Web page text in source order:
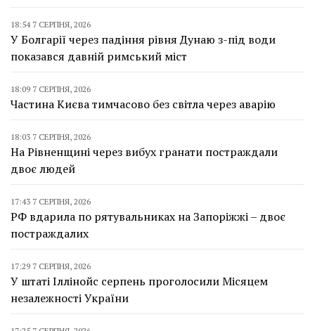
18:54 7 СЕРПНЯ, 2026
У Болгарії через падіння рівня Дунаю з-під води
показався давній римський міст
18:09 7 СЕРПНЯ, 2026
Частина Києва тимчасово без світла через аварію
18:03 7 СЕРПНЯ, 2026
На Рівненщині через вибух гранати постраждали
двоє людей
17:43 7 СЕРПНЯ, 2026
РФ вдарила по рятувальниках на Запоріжжі – двоє
постраждалих
17:29 7 СЕРПНЯ, 2026
У штаті Іллінойс серпень проголосили Місяцем
незалежності України